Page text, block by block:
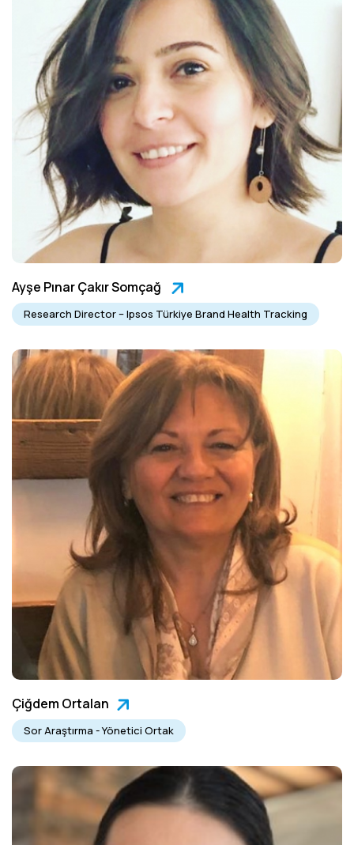
Ayşe Pınar Çakır Somçağ
Research Director – Ipsos Türkiye Brand Health Tracking
Çiğdem Ortalan
Sor Araştırma - Yönetici Ortak